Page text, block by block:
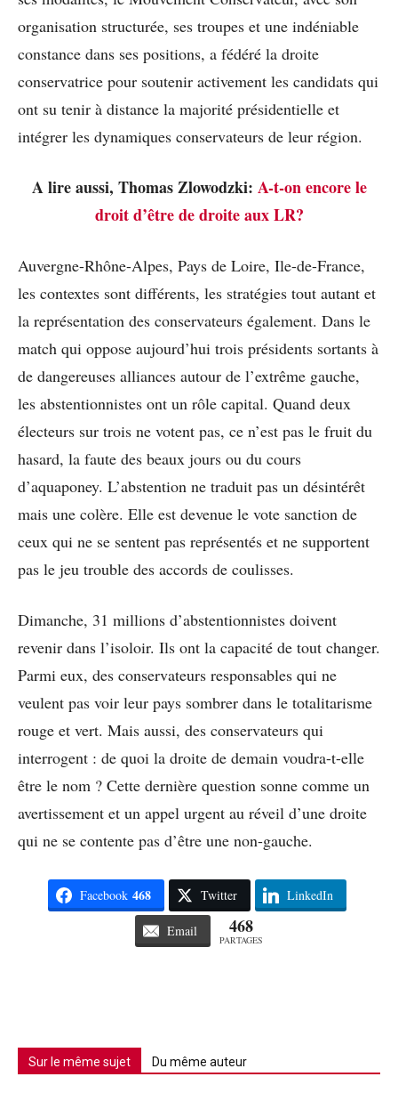
organisation structurée, ses troupes et une indéniable
constance dans ses positions, a fédéré la droite
conservatrice pour soutenir activement les candidats qui
ont su tenir à distance la majorité présidentielle et
intégrer les dynamiques conservateurs de leur région.
A lire aussi, Thomas Zlowodzki: A-t-on encore le
droit d’être de droite aux LR?
Auvergne-Rhône-Alpes, Pays de Loire, Ile-de-France,
les contextes sont différents, les stratégies tout autant et
la représentation des conservateurs également. Dans le
match qui oppose aujourd’hui trois présidents sortants à
de dangereuses alliances autour de l’extrême gauche,
les abstentionnistes ont un rôle capital. Quand deux
électeurs sur trois ne votent pas, ce n’est pas le fruit du
hasard, la faute des beaux jours ou du cours
d’aquaponey. L’abstention ne traduit pas un désintérêt
mais une colère. Elle est devenue le vote sanction de
ceux qui ne se sentent pas représentés et ne supportent
pas le jeu trouble des accords de coulisses.
Dimanche, 31 millions d’abstentionnistes doivent
revenir dans l’isoloir. Ils ont la capacité de tout changer.
Parmi eux, des conservateurs responsables qui ne
veulent pas voir leur pays sombrer dans le totalitarisme
rouge et vert. Mais aussi, des conservateurs qui
interrogent : de quoi la droite de demain voudra-t-elle
être le nom ? Cette dernière question sonne comme un
avertissement et un appel urgent au réveil d’une droite
qui ne se contente pas d’être une non-gauche.
Facebook 468 Twitter LinkedIn
Email 468
PARTAGES
Sur le même sujet Du même auteur